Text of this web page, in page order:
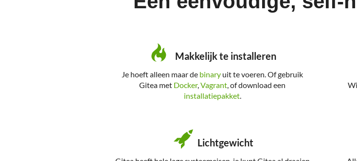
Makkelijk te installeren
Je hoeft alleen maar de binary uit te voeren. Of gebruik
Gitea met Docker,Vagrant, of download een
installatiepakket.
Lichtgewicht